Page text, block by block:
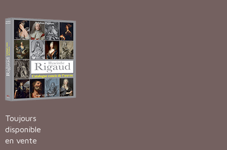
Toujours
disponible
en vente